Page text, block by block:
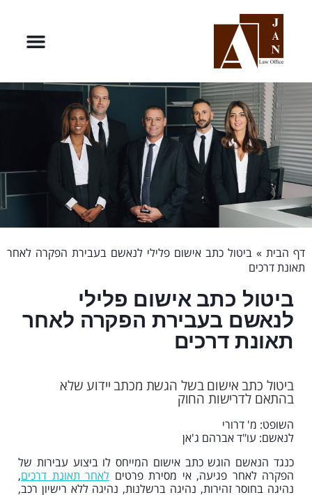
דף הבית » ביטול כתב אישום פלילי לנאשם בעבירת הפקרה לאחר
תאונת דרכים
ביטול כתב אישום פלילי
לנאשם בעבירת הפקרה לאחר
תאונת דרכים
ביטול כתב אישום בשל הגשת מכתב יידוע שלא
בהתאם לדרישות החוק
השופט: מ' דרורי
לנאשם: עו"ד אברהם ג'אן
כנגד הנאשם הוגש כתב אישום המייחס לו ביצוע עבירות של
הפקרה לאחר פגיעה, אי מסירת פרטים לאחר תאונת דרכים,
נהיגה בחוסר זהירות, נהיגה ברשלנות, נהיגה ללא רישיון רכב,